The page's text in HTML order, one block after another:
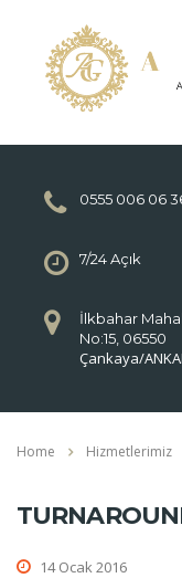
0555 006 06
7/24 Açık
İlkbahar
No:15, 06550
Çankaya/
Home Hizmetlerimiz
14 Ocak 2016